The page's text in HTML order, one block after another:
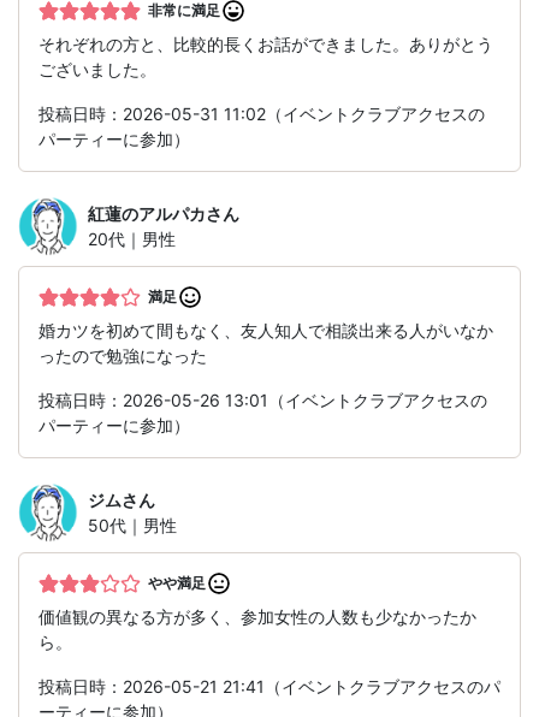
非常に満足
それぞれの方と、比較的長くお話ができました。ありがとう
ございました。
投稿日時：2026-05-31 11:02（イベントクラブアクセスの
パーティーに参加）
紅蓮のアルパカさん
20代｜男性
満足
婚カツを初めて間もなく、友人知人で相談出来る人がいなか
ったので勉強になった
投稿日時：2026-05-26 13:01（イベントクラブアクセスの
パーティーに参加）
ジムさん
50代｜男性
やや満足
価値観の異なる方が多く、参加女性の人数も少なかったか
ら。
投稿日時：2026-05-21 21:41（イベントクラブアクセスのパ
ーティーに参加）